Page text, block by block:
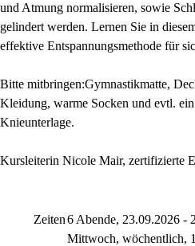
und Atmung normalisieren, sowie
gelindert werden. Lernen Sie in
effektive Entspannungsmethode für
Bitte mitbringen:Gymnastikmatte,
Kleidung, warme Socken und evtl.
Knieunterlage.
Kursleiterin Nicole Mair, zertifizierte
Zeiten6 Abende, 23.09.2026 -
Mittwoch, wöchentlich,